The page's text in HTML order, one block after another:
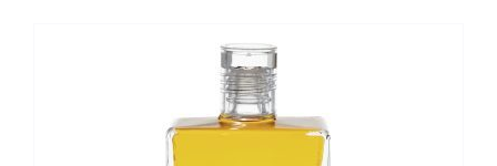
ЦВЕТОВАЯ ЭССЕНЦИЯ